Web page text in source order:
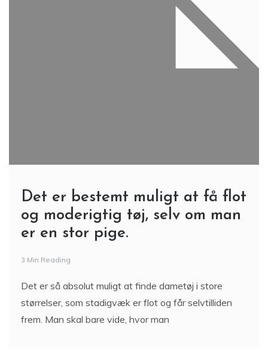
Det er bestemt muligt at få flot
og moderigtig tøj, selv om man
er en stor pige.
3 Min Reading
Det er så absolut muligt at finde dametøj i store
størrelser, som stadigvæk er flot og får selvtilliden
frem. Man skal bare vide, hvor man